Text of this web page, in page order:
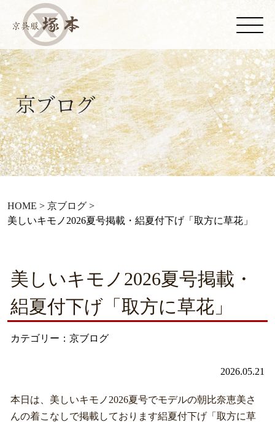
HOME > 京ブログ>
美しいキモノ2026夏号掲載・絽夏付下げ「取方に草花」
美しいキモノ2026夏号掲載・
絽夏付下げ「取方に草花」
カテゴリー：京ブログ
2026.05.21
本日は、美しいキモノ2026夏号でモデルの朝比奈恵美さ
んの着こなしで掲載しております絽夏付下げ「取方に草